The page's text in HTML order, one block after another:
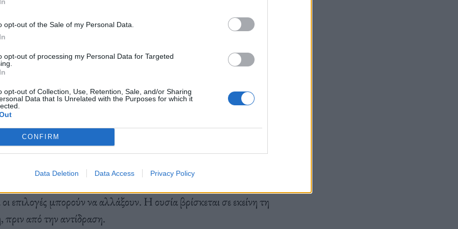
opt-out of the Sale of my Personal Data.
opt-out of processing my Personal Data for Targeted
opt-out of Collection, Use, Retention, Sale, and/or Sharing
Data that Is Unrelated with the Purposes for which it
CONFIRM
Data Deletion Data Access Privacy Policy
δεν έχει τον έλεγχο της ηρεμίας μας. Εμείς τον έχουμε.
μας προκαλεί, αυτό που μας πληγώνει δεν είναι τα λόγια του, αλλά
εμείς τους δίνουμε. Λέμε στον εαυτό μας:
δείχνει έλλειψη σεβασμού»
αντίδρασή μας. Αλλά γιατί; Γιατί να δώσουμε σε κάποιον άλλον
πάνω μας;
επιλογές μπορούν να αλλάξουν. Η ουσία βρίσκεται σε εκείνη τη
πριν από την αντίδραση.